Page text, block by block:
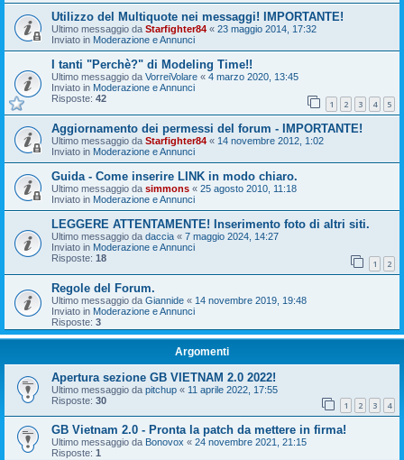
Utilizzo del Multiquote nei messaggi! IMPORTANTE!
Ultimo messaggio da Starfighter84 « 23 maggio 2014, 17:32
Inviato in Moderazione e Annunci
I tanti "Perchè?" di Modeling Time!!
Ultimo messaggio da VorreiVolare « 4 marzo 2020, 13:45
Inviato in Moderazione e Annunci
Risposte: 42 1 2 3 4 5
Aggiornamento dei permessi del forum - IMPORTANTE!
Ultimo messaggio da Starfighter84 « 14 novembre 2012, 1:02
Inviato in Moderazione e Annunci
Guida - Come inserire LINK in modo chiaro.
Ultimo messaggio da simmons « 25 agosto 2010, 11:18
Inviato in Moderazione e Annunci
LEGGERE ATTENTAMENTE! Inserimento foto di altri siti.
Ultimo messaggio da daccia « 7 maggio 2024, 14:27
Inviato in Moderazione e Annunci
Risposte: 18 1 2
Regole del Forum.
Ultimo messaggio da Giannide « 14 novembre 2019, 19:48
Inviato in Moderazione e Annunci
Risposte: 3
Argomenti
Apertura sezione GB VIETNAM 2.0 2022!
Ultimo messaggio da pitchup « 11 aprile 2022, 17:55
Risposte: 30 1 2 3 4
GB Vietnam 2.0 - Pronta la patch da mettere in firma!
Ultimo messaggio da Bonovox « 24 novembre 2021, 21:15
Risposte: 1